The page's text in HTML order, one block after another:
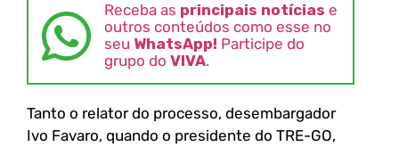
Receba as principais notícias e
outros conteúdos como esse no
seu WhatsApp! Participe do
grupo do VIVA.
Tanto o relator do processo, desembargador
Ivo Favaro, quando o presidente do TRE-GO,